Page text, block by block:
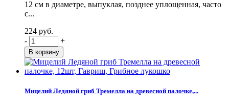
12 см в диаметре, выпуклая, позднее уплощенная, часто
с...
224 руб.
-
+
Мицелий Ледяной гриб Тремелла на древесной палочке,...